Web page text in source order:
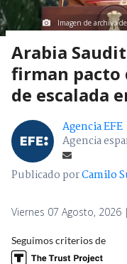
Imagen de archivo
Arabia
firman pacto
de escalada
Agencia EFE
Agencia
Publicado porCamilo
Viernes 07 Agosto, 2026
Seguimos criterios de